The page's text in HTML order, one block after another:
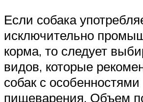
Если собака
исключительно
корма, то следует
видов, которые
собак с особенностями
пищеварения. Объем